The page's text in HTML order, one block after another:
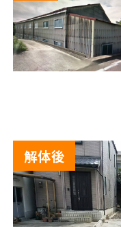
解体後